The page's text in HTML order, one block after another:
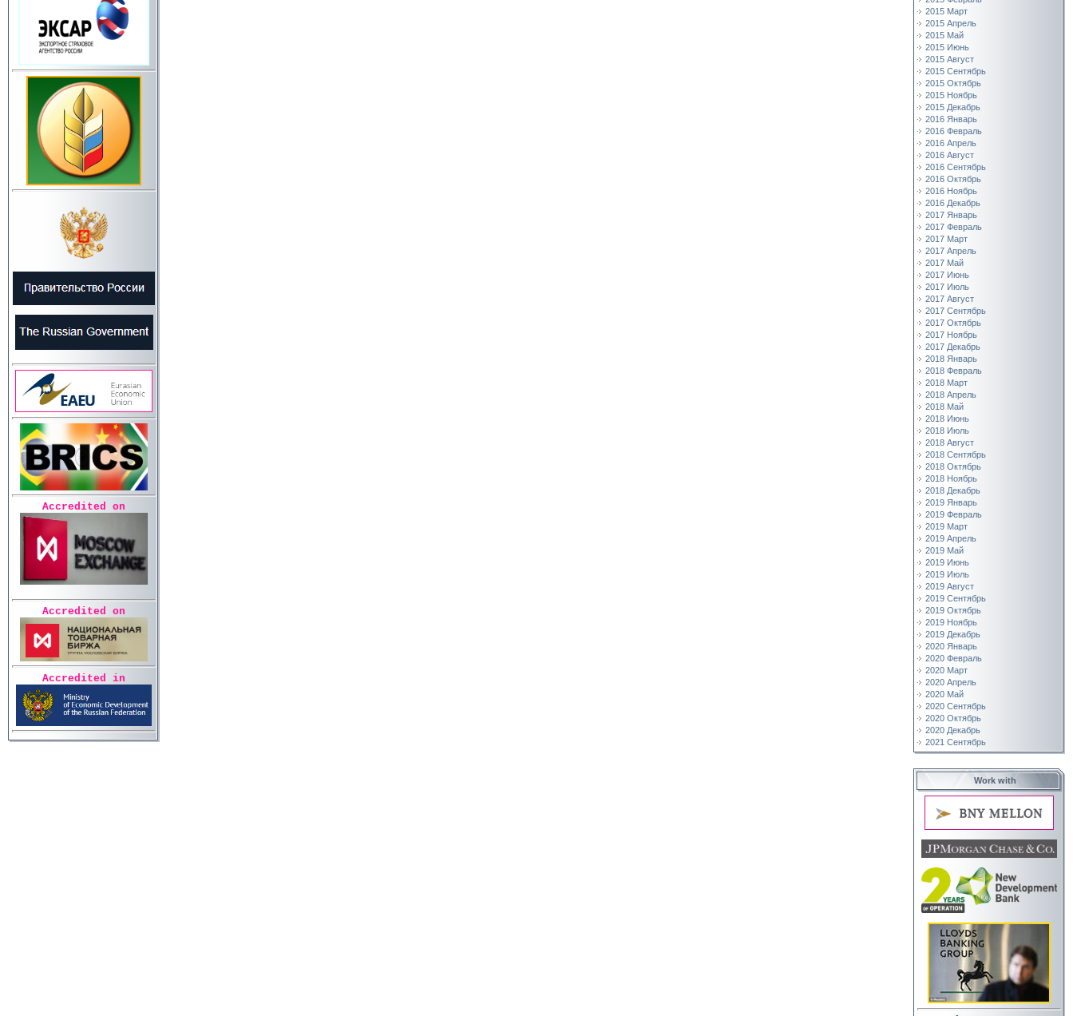
Accredited on
Accredited on
Accredited in
2015 Март
2015 Апрель
2015 Май
2015 Июнь
2015 Август
2015 Сентябрь
2015 Октябрь
2015 Ноябрь
2015 Декабрь
2016 Январь
2016 Февраль
2016 Апрель
2016 Август
2016 Сентябрь
2016 Октябрь
2016 Ноябрь
2016 Декабрь
2017 Январь
2017 Февраль
2017 Март
2017 Апрель
2017 Май
2017 Июнь
2017 Июль
2017 Август
2017 Сентябрь
2017 Октябрь
2017 Ноябрь
2017 Декабрь
2018 Январь
2018 Февраль
2018 Март
2018 Апрель
2018 Май
2018 Июнь
2018 Июль
2018 Август
2018 Сентябрь
2018 Октябрь
2018 Ноябрь
2018 Декабрь
2019 Январь
2019 Февраль
2019 Март
2019 Апрель
2019 Май
2019 Июнь
2019 Июль
2019 Август
2019 Сентябрь
2019 Октябрь
2019 Ноябрь
2019 Декабрь
2020 Январь
2020 Февраль
2020 Март
2020 Апрель
2020 Май
2020 Сентябрь
2020 Октябрь
2020 Декабрь
2021 Сентябрь
Work with